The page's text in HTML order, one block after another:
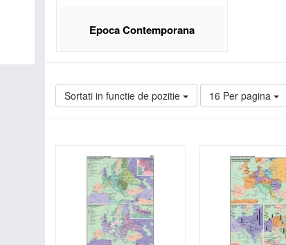
Epoca Contemporana
Sortati in functie de pozitie 16 Per pagina